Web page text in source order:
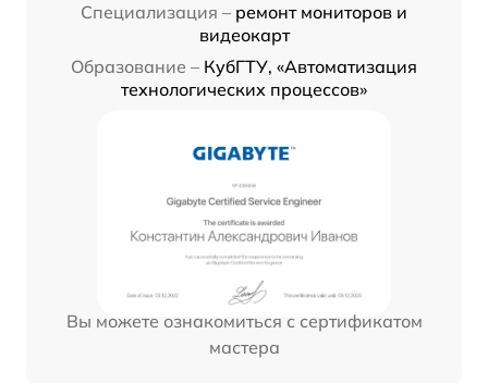
Специализация – ремонт мониторов и
видеокарт
Образование – КубГТУ, «Автоматизация
технологических процессов»
Вы можете ознакомиться с сертификатом
мастера